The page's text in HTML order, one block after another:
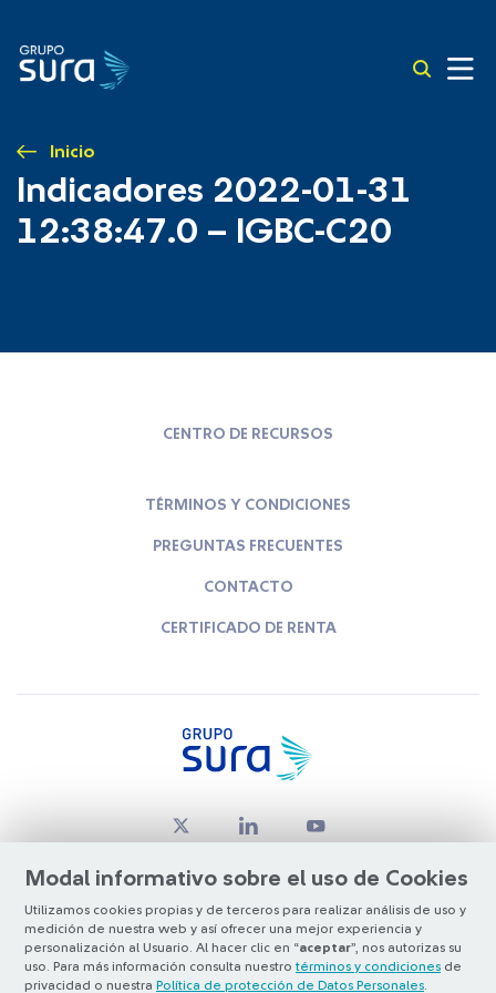
Inicio
Indicadores 2022-01-31
12:38:47.0 – IGBC-C20
Modal informativo sobre el uso de Cookies
Utilizamos cookies propias y de terceros para realizar análisis de uso y
medición de nuestra web y así ofrecer una mejor experiencia y
personalización al Usuario. Al hacer clic en “aceptar”, nos autorizas su
uso. Para más información consulta nuestro términos y condiciones de
privacidad o nuestra Política de protección de Datos Personales
CENTRO DE RECURSOS
TÉRMINOS Y CONDICIONES
PREGUNTAS FRECUENTES
CONTACTO
CERTIFICADO DE RENTA
© Copyright Grupo SURA 2026